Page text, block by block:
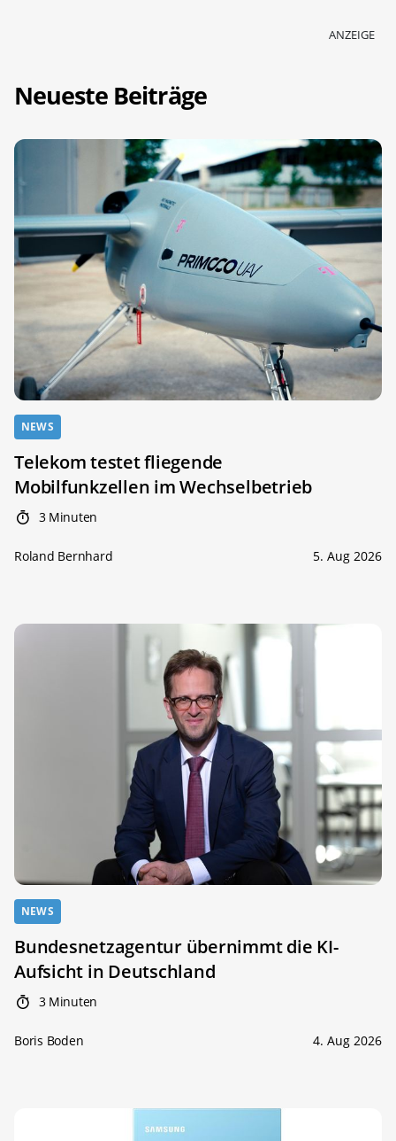
ANZEIGE
Neueste Beiträge
NEWS
Telekom testet fliegende
Mobilfunkzellen im Wechselbetrieb
3 Minuten
Roland Bernhard 5. Aug 2026
NEWS
Bundesnetzagentur übernimmt die KI-
Aufsicht in Deutschland
3 Minuten
Boris Boden 4. Aug 2026